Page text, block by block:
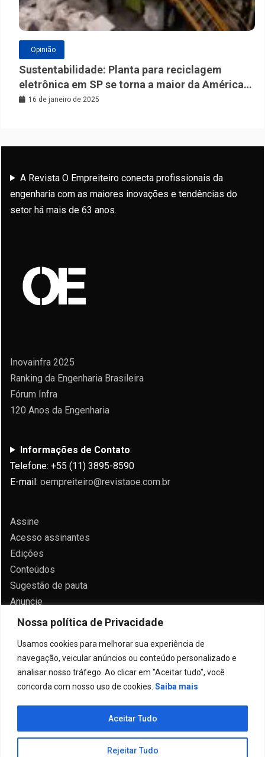
Nossa política de Privacidade
Usamos cookies para melhorar sua experiência de
navegação, veicular anúncios ou conteúdo personalizado e
analisar nosso tráfego. Ao clicar em "Aceitar tudo", você
concorda com nosso uso de cookies. Saiba mais
Rejeitar Tudo
Aceitar Tudo
Opinião
Sustentabilidade: Planta para reciclagem
eletrônica em SP se torna a maior da América
Latina
16 de janeiro de 2025
A Revista O Empreiteiro conecta profissionais da
engenharia com as maiores inovações e tendências do
setor há mais de 63 anos.
Inovainfra 2025
Ranking da Engenharia Brasileira
Fórum Infra
120 Anos da Engenharia
Informações de Contato:
Telefone: +55 (11) 3895-8590
E-mail: oempreiteiro@revistaoe.com.br
Assine
Acesso assinantes
Edições
Conteúdos
Sugestão de pauta
Anuncie
Contato
Todos direitos reservados 2024.
Proudly powered by WordPress|Theme: Allure
News byCandid Themes